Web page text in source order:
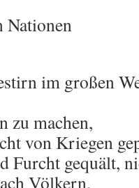
Nationen
im großen
zu machen,
von Kriegen
Furcht gequält,
Völkern,